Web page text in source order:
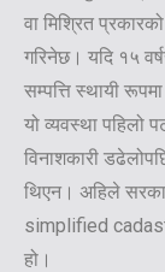
वा मिश्रित
गरिनेछ। यदि १५
सम्पत्ति स्थायी
यो व्यवस्था पहिलो
विनाशकारी
थिएन। अहिले
simplified
हो।